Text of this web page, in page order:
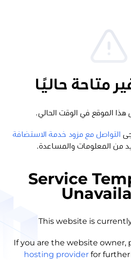
متاحة حاليًا
هذا الموقع في الوقت الحالي.
التواصل مع مزود خدمة الاستضافة
من المعلومات والمساعدة.
Service
This website is
If you are the website owner,
hosting provider for